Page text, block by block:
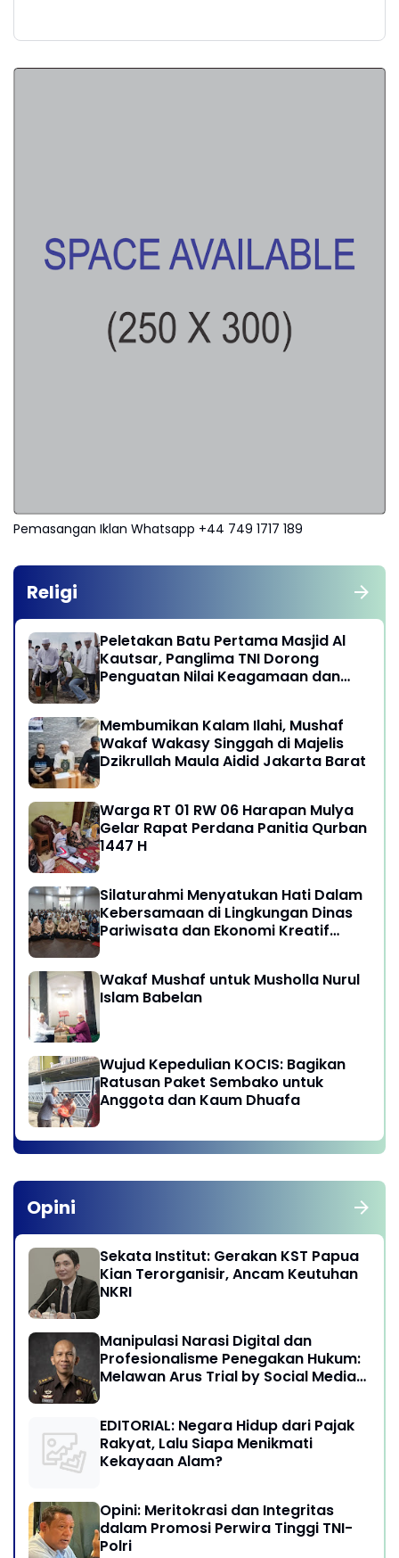
Pemasangan Iklan Whatsapp +44 749 1717 189
Religi
Peletakan Batu Pertama Masjid Al
Kautsar, Panglima TNI Dorong
Penguatan Nilai Keagamaan dan
Membumikan Kalam Ilahi, Mushaf
Wakaf Wakasy Singgah di Majelis
Dzikrullah Maula Aidid Jakarta Barat
Warga RT 01 RW 06 Harapan Mulya
Gelar Rapat Perdana Panitia Qurban
1447 H
Silaturahmi Menyatukan Hati Dalam
Kebersamaan di Lingkungan Dinas
Pariwisata dan Ekonomi Kreatif
Wakaf Mushaf untuk Musholla Nurul
Islam Babelan
Wujud Kepedulian KOCIS: Bagikan
Ratusan Paket Sembako untuk
Anggota dan Kaum Dhuafa
Opini
Sekata Institut: Gerakan KST Papua
Kian Terorganisir, Ancam Keutuhan
NKRI
Manipulasi Narasi Digital dan
Profesionalisme Penegakan Hukum:
Melawan Arus Trial by Social Media
EDITORIAL: Negara Hidup dari Pajak
Rakyat, Lalu Siapa Menikmati
Kekayaan Alam?
Opini: Meritokrasi dan Integritas
dalam Promosi Perwira Tinggi TNI-
Polri